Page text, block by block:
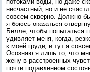
потоками воды, но даже
несчастный, но и не
совсем скверно. Должно
я боюсь оказаться
Белле, чтобы попытаться
удивляет меня, когда,
к моей груди, и тут я
Осознаю я лишь то, что
жену в расстроенных
почти подавленном